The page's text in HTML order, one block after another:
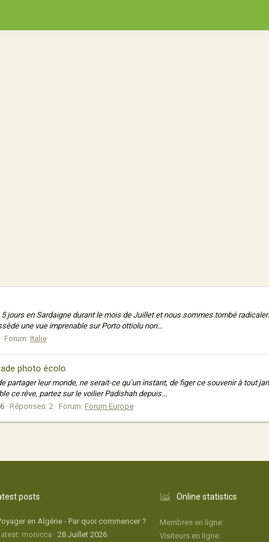
jours en Sardaigne durant le mois de Juillet et nous sommes tombé
une vue imprenable sur Porto ottiolu non...
Forum: Italie
photo écolo
partager leur monde, ne serait-ce qu’un instant, de figer ce souvenir à tout
ce rêve, partez sur le voilier Padishah depuis...
Réponses: 2 Forum: Forum Europe
posts
en Algérie - Par quoi commencer ?
monicca
28 Juillet 2026
Online statistics
Membres en ligne
Visiteurs en ligne